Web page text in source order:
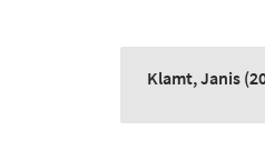
Klamt, Janis